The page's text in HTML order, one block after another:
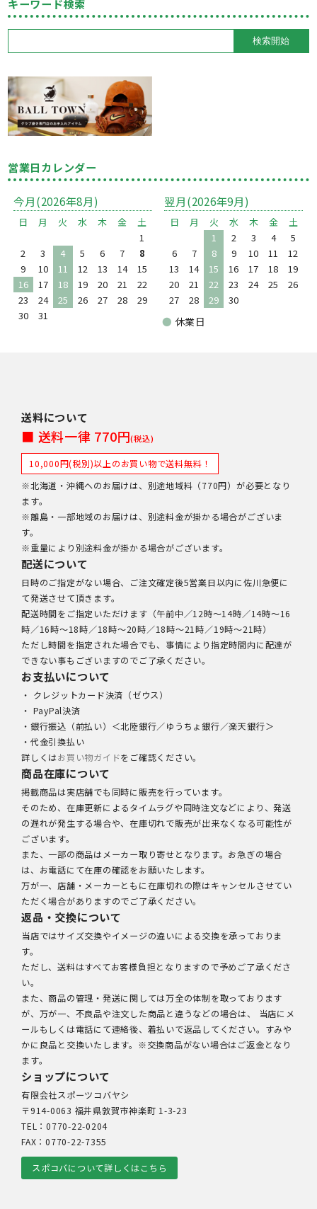
キーワード検索
営業日カレンダー
今月(2026年8月)
日 月 火 水 木 金
土
1
2
3 4 5 6 7
8
9
10 11 12 13 14
15
16
17 18 19 20 21
22
23
24 25 26 27 28
29
30
31
翌月(2026年9月)
日 月 火 水 木 金
土
1
2 3 4
5
6
7 8 9 10 11
12
13
14 15 16 17 18
19
20
21 22 23 24 25
26
27
28 29 30
● 休業日
送料について
■ 送料一律 770円(税込)
10,000円(税別)以上のお買い物で送料無料！
※北海道・沖縄へのお届けは、別途地域料（770円）が必要となり
ます。
※離島・一部地域のお届けは、別途料金が掛かる場合がございま
す。
※重量により別途料金が掛かる場合がございます。
配送について
日時のご指定がない場合、ご注文確定後5営業日以内に佐川急便に
て発送させて頂きます。
配送時間をご指定いただけます（午前中／12時～14時／14時～16
時／16時～18時／18時～20時／18時～21時／19時～21時）
ただし時間を指定された場合でも、事情により指定時間内に配達が
できない事もございますのでご了承ください。
お支払いについて
・ クレジットカード決済（ゼウス）
・ PayPal決済
・銀行振込（前払い）＜北陸銀行／ゆうちょ銀行／楽天銀行＞
・代金引換払い
詳しくはお買い物ガイドをご確認ください。
商品在庫について
掲載商品は実店舗でも同時に販売を行っています。
そのため、在庫更新によるタイムラグや同時注文などにより、発送
の遅れが発生する場合や、在庫切れで販売が出来なくなる可能性が
ございます。
また、一部の商品はメーカー取り寄せとなります。お急ぎの場合
は、お電話にて在庫の確認をお願いたします。
万が一、店舗・メーカーともに在庫切れの際はキャンセルさせてい
ただく場合がありますのでご了承ください。
返品・交換について
当店ではサイズ交換やイメージの違いによる交換を承っておりま
す。
ただし、送料はすべてお客様負担となりますので予めご了承くださ
い。
また、商品の管理・発送に関しては万全の体制を取っております
が、万が一、不良品や注文した商品と違うなどの場合は、 当店にメ
ールもしくは電話にて連絡後、着払いで返品してください。すみや
かに良品と交換いたします。※交換商品がない場合はご返金となり
ます。
ショップについて
有限会社スポーツコバヤシ
〒914-0063 福井県敦賀市神楽町 1-3-23
TEL：0770-22-0204
FAX：0770-22-7355
スポコバについて詳しくはこちら